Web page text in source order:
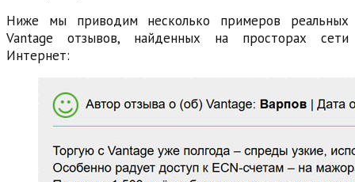
Ниже мы приводим несколько примеров реальных
Vantage отзывов, найденных на просторах сети
Интернет: